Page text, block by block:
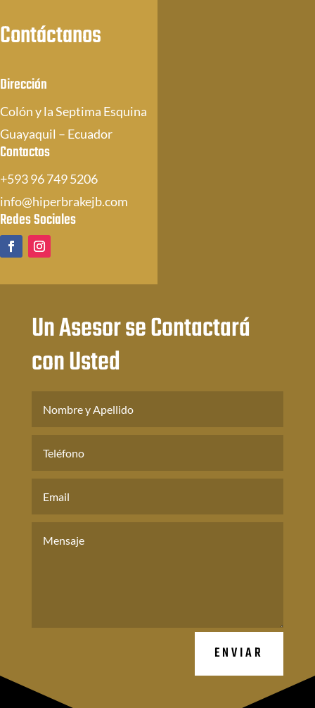
Contáctanos
Dirección
Colón y la Septima Esquina
Guayaquil – Ecuador
Contactos
+593 96 749 5206
info@hiperbrakejb.com
Redes Sociales
Un Asesor se Contactará
con Usted
ENVIAR